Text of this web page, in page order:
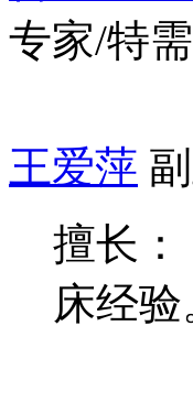
专家/特
王爱萍
擅长
床经验